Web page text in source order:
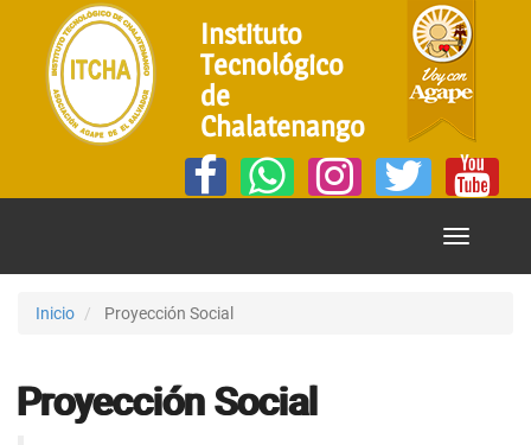
Instituto
Tecnológico
de
Chalatenango
Mostrar
Inicio Proyección Social
Proyección Social